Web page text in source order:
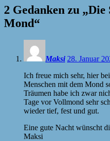
2 Gedanken zu „Die
Mond“
Maksi 28. Januar
Ich freue mich sehr, hier
Menschen mit dem Mond
Träumen habe ich zwar
Tage vor Vollmond sehr
wieder tief, fest und gut.
Eine gute Nacht wünscht
Maksi